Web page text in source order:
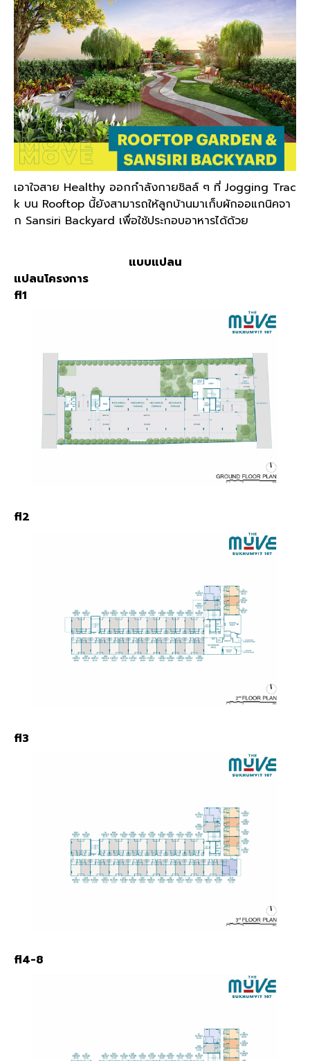
เอาใจสาย Healthy ออกกำลังกายชิลล์ ๆ ที่ Jogging Trac
k บน Rooftop นี้ยังสามารถให้ลูกบ้านมาเก็บผักออแกนิคจา
ก Sansiri Backyard เพื่อใช้ประกอบอาหารได้ด้วย
แบบแปลน
แปลนโครงการ
fl1
fl2
fl3
fl4-8